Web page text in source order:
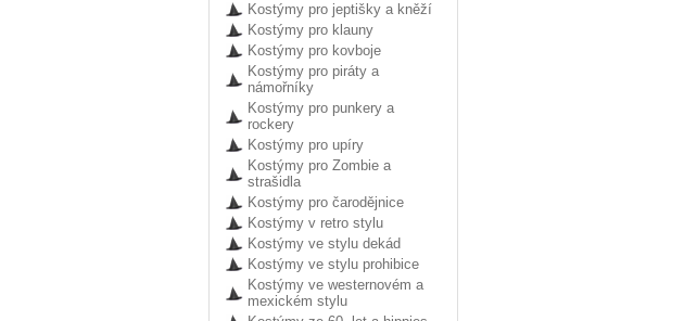
Kostýmy pro jeptišky a kněží
Kostýmy pro klauny
Kostýmy pro kovboje
Kostýmy pro piráty a
námořníky
Kostýmy pro punkery a
rockery
Kostýmy pro upíry
Kostýmy pro Zombie a
strašidla
Kostýmy pro čarodějnice
Kostýmy v retro stylu
Kostýmy ve stylu dekád
Kostýmy ve stylu prohibice
Kostýmy ve westernovém a
mexickém stylu